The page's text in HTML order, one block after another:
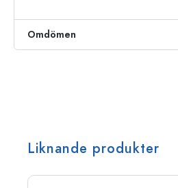
Omdömen
Liknande produkter